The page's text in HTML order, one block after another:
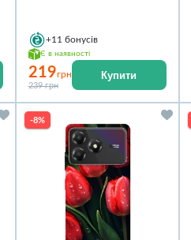
+11 бонусів
Є в наявності
219грн
239 грн
Купити
-8%